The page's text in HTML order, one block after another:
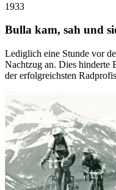
1933
Bulla kam, sah und
Lediglich eine Stunde vor
Nachtzug an. Dies hinderte
der erfolgreichsten